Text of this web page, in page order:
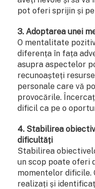
pot oferi sprijin și
3. Adoptarea unei
O mentalitate
diferența în fața
asupra aspectelor
recunoașteți
personale care vă
provocările.
dificil ca pe o
4. Stabilirea
dificultăți
Stabilirea
un scop poate oferi
momentelor dificile.
realizați și